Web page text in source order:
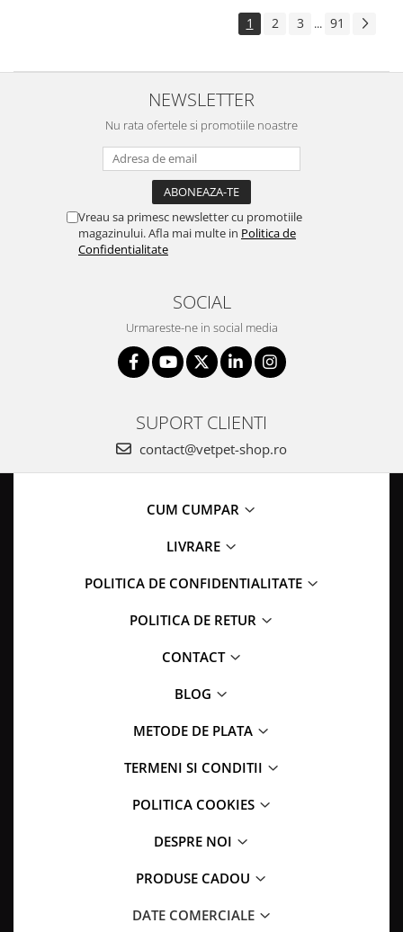
1 2 3 ... 91
NEWSLETTER
Nu rata ofertele si promotiile noastre
Vreau sa primesc newsletter cu promotiile
magazinului. Afla mai multe in Politica de
Confidentialitate
SOCIAL
Urmareste-ne in social media
SUPORT CLIENTI
contact@vetpet-shop.ro
CUM CUMPAR
LIVRARE
POLITICA DE CONFIDENTIALITATE
POLITICA DE RETUR
CONTACT
BLOG
METODE DE PLATA
TERMENI SI CONDITII
POLITICA COOKIES
DESPRE NOI
PRODUSE CADOU
DATE COMERCIALE